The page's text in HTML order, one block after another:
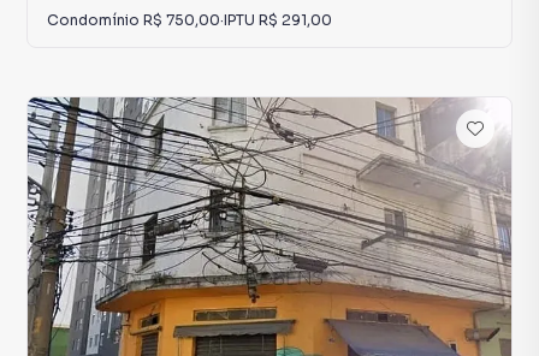
Condomínio R$ 750,00·IPTU R$ 291,00